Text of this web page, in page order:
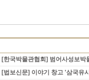
[한국박물관협회] 범어사성보
[법보신문] 이야기 창고 '삼국유